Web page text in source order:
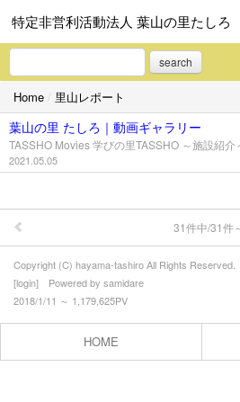
特定非営利活動法人 葉山の里たしろ
search
里山からの便り
里山レポート
里山体験｜プログラム
里山グルメ｜メニュー
里山キャンプ｜特長
里山宿泊｜施設案内
Home / 里山レポート
葉山の里 たしろ｜動画ギャラリー
2021.05.05
31件中/31件
Copyright (C) hayama-tashiro All Rights Reserved.
[login] Powered by samidare
2018/1/11 ～ 1,179,625PV
HOME